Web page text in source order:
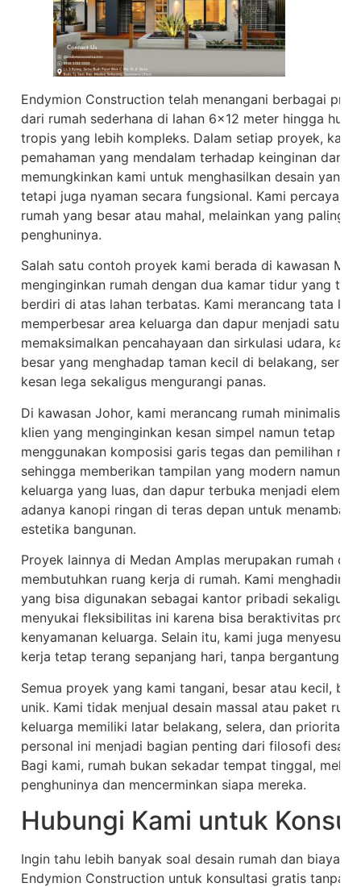
Endymion Construction telah menangani berbagai
dari rumah sederhana di lahan 6×12 meter hingga
tropis yang lebih kompleks. Dalam setiap proyek, kami
pemahaman yang mendalam terhadap keinginan dan
memungkinkan kami untuk menghasilkan desain yang
tetapi juga nyaman secara fungsional. Kami percaya
rumah yang besar atau mahal, melainkan yang paling
penghuninya.
Salah satu contoh proyek kami berada di kawasan
menginginkan rumah dengan dua kamar tidur yang
berdiri di atas lahan terbatas. Kami merancang tata
memperbesar area keluarga dan dapur menjadi satu
memaksimalkan pencahayaan dan sirkulasi udara,
besar yang menghadap taman kecil di belakang, serta
kesan lega sekaligus mengurangi panas.
Di kawasan Johor, kami merancang rumah minimalis
klien yang menginginkan kesan simpel namun tetap
menggunakan komposisi garis tegas dan pemilihan
sehingga memberikan tampilan yang modern namun
keluarga yang luas, dan dapur terbuka menjadi
adanya kanopi ringan di teras depan untuk menambah
estetika bangunan.
Proyek lainnya di Medan Amplas merupakan rumah
membutuhkan ruang kerja di rumah. Kami
yang bisa digunakan sebagai kantor pribadi sekaligus
menyukai fleksibilitas ini karena bisa beraktivitas
kenyamanan keluarga. Selain itu, kami juga
kerja tetap terang sepanjang hari, tanpa bergantung
Semua proyek yang kami tangani, besar atau kecil,
unik. Kami tidak menjual desain massal atau paket
keluarga memiliki latar belakang, selera, dan prioritas
personal ini menjadi bagian penting dari filosofi
Bagi kami, rumah bukan sekadar tempat tinggal,
penghuninya dan mencerminkan siapa mereka.
Hubungi Kami untuk
Ingin tahu lebih banyak soal desain rumah dan biaya
Endymion Construction untuk konsultasi gratis tanpa